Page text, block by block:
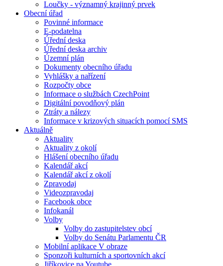
Loučky - významný krajinný prvek
Obecní úřad
Povinné informace
E-podatelna
Úřední deska
Úřední deska archiv
Územní plán
Dokumenty obecního úřadu
Vyhlášky a nařízení
Rozpočty obce
Informace o službách CzechPoint
Digitální povodňový plán
Ztráty a nálezy
Informace v krizových situacích pomocí SMS
Aktuálně
Aktuality
Aktuality z okolí
Hlášení obecního úřadu
Kalendář akcí
Kalendář akcí z okolí
Zpravodaj
Videozpravodaj
Facebook obce
Infokanál
Volby
Volby do zastupitelstev obcí
Volby do Senátu Parlamentu ČR
Mobilní aplikace V obraze
Sponzoři kulturních a sportovních akcí
Jiříkovice na Youtube